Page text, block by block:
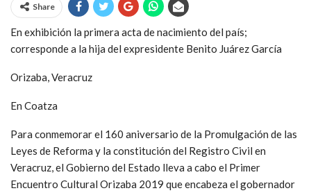
Share
En exhibición la primera acta de nacimiento del país;
corresponde a la hija del expresidente Benito Juárez García
Orizaba, Veracruz
En Coatza
Para conmemorar el 160 aniversario de la Promulgación de las
Leyes de Reforma y la constitución del Registro Civil en
Veracruz, el Gobierno del Estado lleva a cabo el Primer
Encuentro Cultural Orizaba 2019 que encabeza el gobernador